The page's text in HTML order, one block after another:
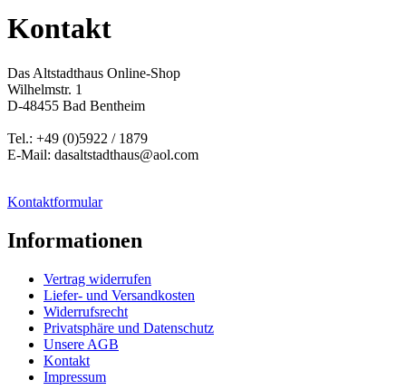
Kontakt
Das Altstadthaus Online-Shop
Wilhelmstr. 1
D-48455 Bad Bentheim
Tel.: +49 (0)5922 / 1879
E-Mail: dasaltstadthaus@aol.com
Kontaktformular
Informationen
Vertrag widerrufen
Liefer- und Versandkosten
Widerrufsrecht
Privatsphäre und Datenschutz
Unsere AGB
Kontakt
Impressum